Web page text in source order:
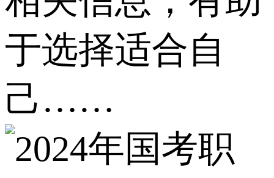
于选择适合自
己……